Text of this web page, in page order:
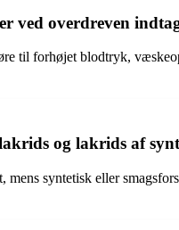
overdreven
til forhøjet blodtryk,
og lakrids af
syntetisk eller